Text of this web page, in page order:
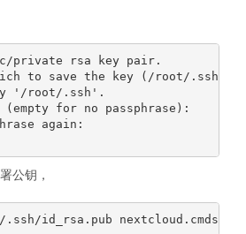
private rsa key pair.
to save the key (/root/.ssh/
'/root/.ssh'.
(empty for no passphrase):
again:
公钥，